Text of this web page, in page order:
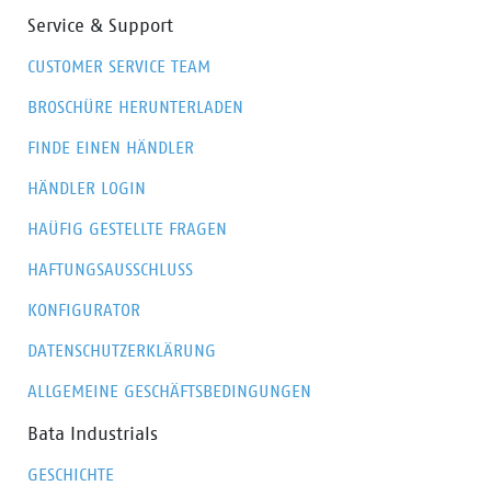
Service & Support
CUSTOMER SERVICE TEAM
BROSCHÜRE HERUNTERLADEN
FINDE EINEN HÄNDLER
HÄNDLER LOGIN
HAÜFIG GESTELLTE FRAGEN
HAFTUNGSAUSSCHLUSS
KONFIGURATOR
DATENSCHUTZERKLÄRUNG
ALLGEMEINE GESCHÄFTSBEDINGUNGEN
Bata Industrials
GESCHICHTE